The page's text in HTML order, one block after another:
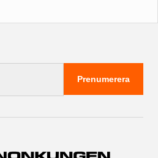
Prenumerera